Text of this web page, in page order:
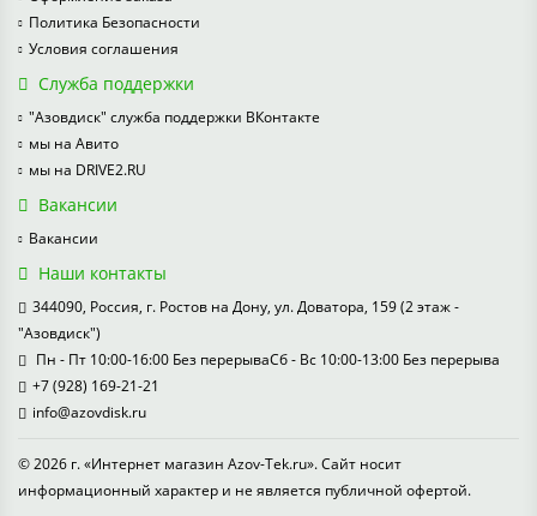
Политика Безопасности
Условия соглашения
Служба поддержки
"Азовдиск" служба поддержки ВКонтакте
мы на Авито
мы на DRIVE2.RU
Вакансии
Вакансии
Наши контакты
344090, Россия, г. Ростов на Дону, ул. Доватора, 159 (2 этаж -
"Азовдиск")
Пн - Пт 10:00-16:00 Без перерываСб - Вс 10:00-13:00 Без перерыва
+7 (928) 169-21-21
info@azovdisk.ru
© 2026 г. «Интернет магазин Azov-Tek.ru». Сайт носит
информационный характер и не является публичной офертой.